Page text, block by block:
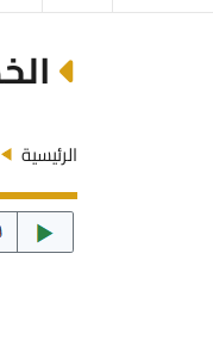
الرئيسية